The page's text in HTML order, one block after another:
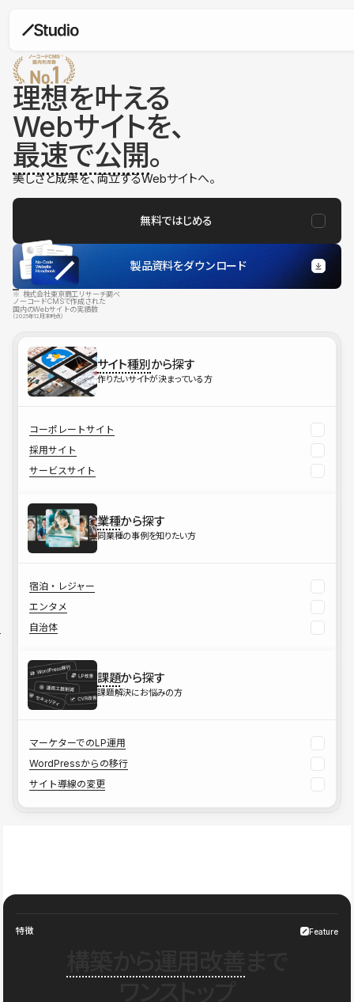
理想を叶える
Webサイトを、
最速で公開。
美しさと成果を、両立するWebサイトへ。
無料ではじめる
製品資料をダウンロード
※ 株式会社東京商工リサーチ調べ
ノーコードCMSで作成された
国内のWebサイトの実績数
（2025年12月末時点）
サイト種別から探す
作りたいサイトが決まっている方
コーポレートサイト
採用サイト
サービスサイト
業種から探す
同業種の事例を知りたい方
宿泊・レジャー
エンタメ
自治体
課題から探す
課題解決にお悩みの方
マーケターでのLP運用
WordPressからの移行
サイト導線の変更
特徴 Feature